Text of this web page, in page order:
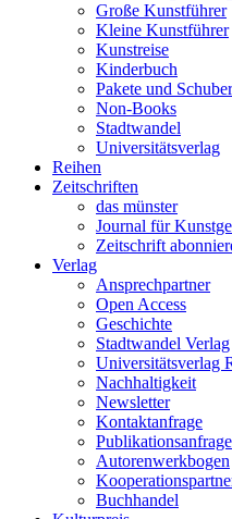
Große Kunstführer
Kleine Kunstführer
Kunstreise
Kinderbuch
Pakete und Schuber
Non-Books
Stadtwandel
Universitätsverlag
Reihen
Zeitschriften
das münster
Journal für
Zeitschrift
Verlag
Ansprechpartner
Open Access
Geschichte
Stadtwandel Verlag
Universitätsverlag
Nachhaltigkeit
Newsletter
Kontaktanfrage
Publikationsanfrage
Autorenwerkbogen
Buchhandel